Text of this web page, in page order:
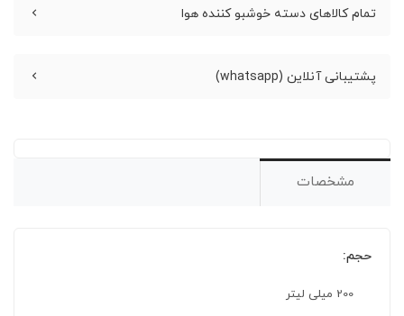
تمام کالاهای دسته خوشبو کننده هوا
پشتیبانی آنلاین (whatsapp)
مشخصات
حجم:
200 میلی لیتر